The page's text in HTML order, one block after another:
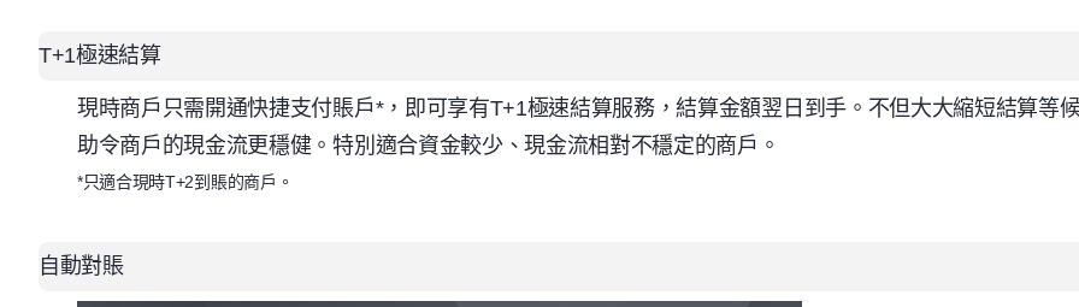
T+1極速結算
現時商戶只需開通快捷支付賬戶*，即可享有T+1極速結算服務，結算金額翌日到手。不但大大縮短結算等
助令商戶的現金流更穩健。特別適合資金較少、現金流相對不穩定的商戶。
*只適合現時T+2到賬的商戶。
自動對賬